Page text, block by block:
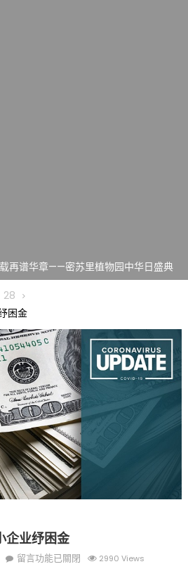
再谱华章——密苏里植物园中华日盛典
龙舟体验日 邀请各界亲身体验划行乐
年 致力推动全球植物多样性研究与中美
逝世 享年89岁
。中华日，等你来赴约 —— 密苏里植物
报道（五）
Statler)与钢琴家Darek演绎一场古筝
28
困金
企业纾困金
在
留言功能已關閉 2990 Views